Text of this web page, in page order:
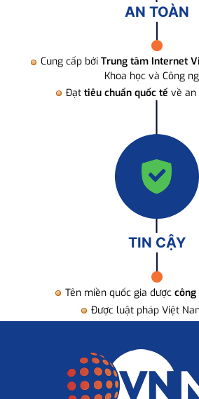
AN TOÀN
Cung cấp bởi Trung tâm Internet
Khoa học và Công
Đạt tiêu chuẩn quốc tế về an
TIN CẬY
Tên miền quốc gia được công
Được luật pháp Việt